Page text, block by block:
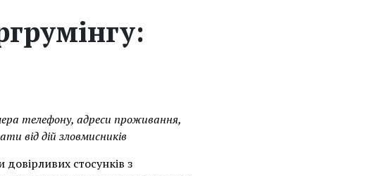
телефону, адреси проживання,
від дій зловмисників
стосунків з